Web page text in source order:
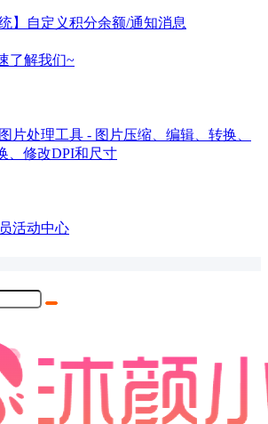
】自定义积分余额/通知消息
了解我们~
片处理工具 - 图片压缩、编辑、转换、
、修改DPI和尺寸
活动中心